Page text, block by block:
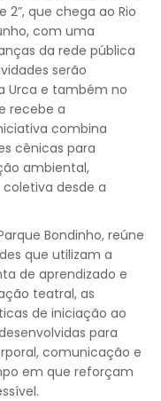
2”, que chega ao Rio
com uma
da rede pública
serão
Urca e também no
recebe a
combina
cênicas para
ambiental,
desde a
Bondinho, reúne
que utilizam a
de aprendizado e
teatral, as
de iniciação ao
para
comunicação e
em que reforçam